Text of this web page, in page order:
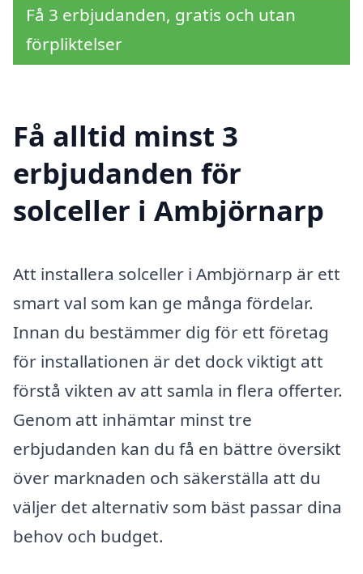
Få 3 erbjudanden, gratis och utan
förpliktelser
Få alltid minst 3
erbjudanden för
solceller i Ambjörnarp
Att installera solceller i Ambjörnarp är ett
smart val som kan ge många fördelar.
Innan du bestämmer dig för ett företag
för installationen är det dock viktigt att
förstå vikten av att samla in flera offerter.
Genom att inhämtar minst tre
erbjudanden kan du få en bättre översikt
över marknaden och säkerställa att du
väljer det alternativ som bäst passar dina
behov och budget.